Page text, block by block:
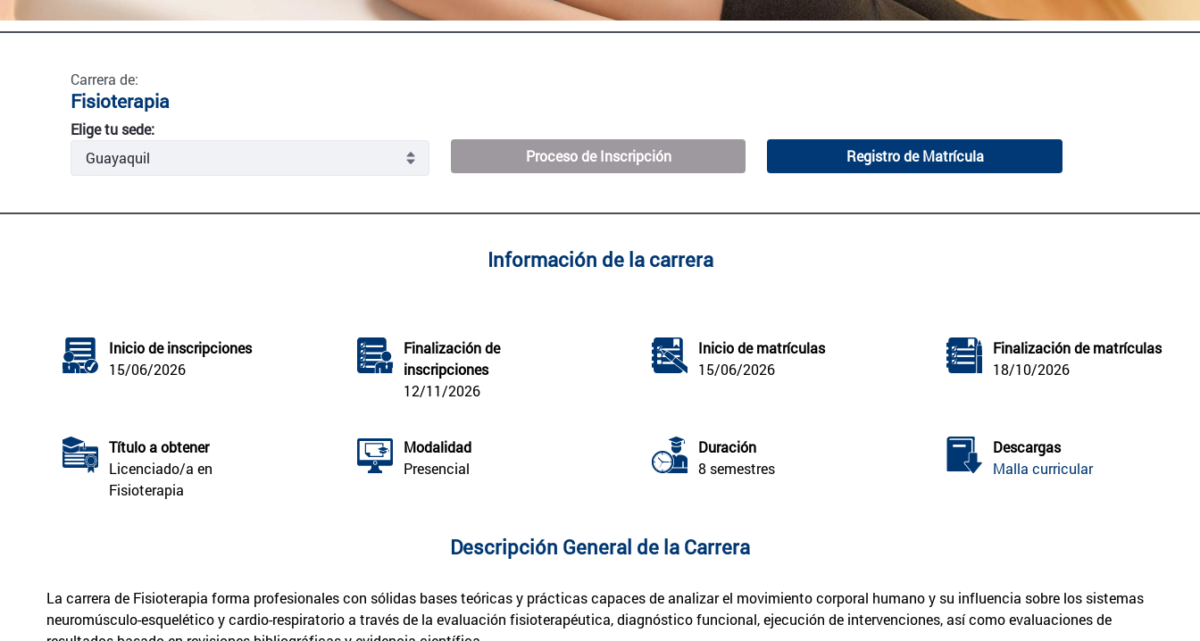
Carrera de:
Fisioterapia
Elige tu sede:
Proceso de Inscripción
Registro de Matrícula
Información de la carrera
Inicio de inscripciones
15/06/2026
Finalización de
inscripciones
12/11/2026
Inicio de matrículas
15/06/2026
Finalización de matrículas
18/10/2026
Título a obtener
Licenciado/a en
Fisioterapia
Modalidad
Presencial
Duración
8 semestres
Descargas
Malla curricular
Descripción General de la Carrera
La carrera de Fisioterapia forma profesionales con sólidas bases teóricas y prácticas capaces de analizar el movimiento corporal humano y su influencia sobre los sistemas
neuromúsculo-esquelético y cardio-respiratorio a través de la evaluación fisioterapéutica, diagnóstico funcional, ejecución de intervenciones, así como evaluaciones de